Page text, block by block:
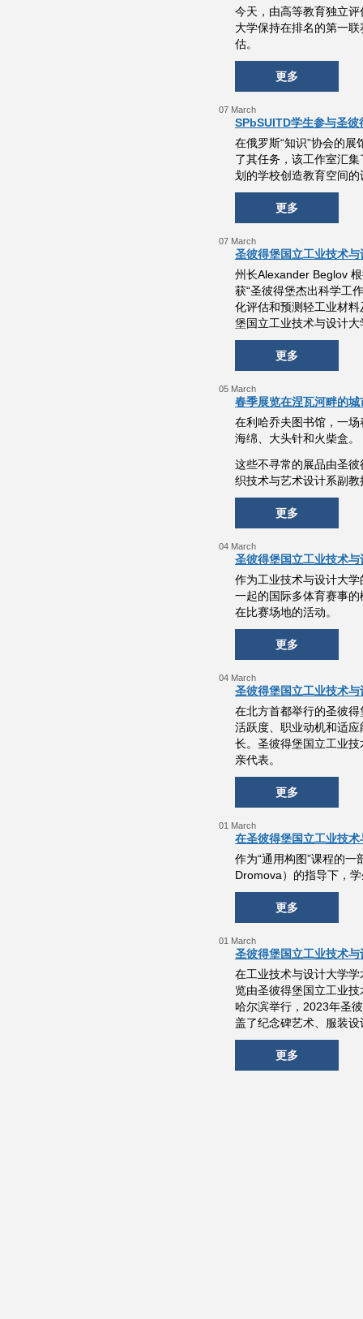
今天，由高等教育独立
大学保持在排名的第一
估。
更多
07 March
SPbSUITD学生参与圣
在俄罗斯“知识”协会的展
了其任务，该工作室汇
划的学校创造教育空间的
更多
07 March
圣彼得堡国立工业技术
州长Alexander Beglov
获“圣彼得堡杰出科学工
化评估和预测轻工业材
堡国立工业技术与设计
更多
05 March
春季展览在涅瓦河畔的
在利哈乔夫图书馆，一
海绵、大头针和火柴盒。
这些不寻常的展品由圣
织技术与艺术设计系副
更多
04 March
圣彼得堡国立工业技术
作为工业技术与设计大
一起的国际多体育赛事
在比赛场地的活动。
更多
04 March
圣彼得堡国立工业技术
在北方首都举行的圣彼
活跃度、职业动机和适
长。圣彼得堡国立工业
亲代表。
更多
01 March
在圣彼得堡国立工业技
作为“通用构图”课程的
Dromova）的指导下，
更多
01 March
圣彼得堡国立工业技术
在工业技术与设计大学
览由圣彼得堡国立工业
哈尔滨举行，2023年圣
盖了纪念碑艺术、服装
更多